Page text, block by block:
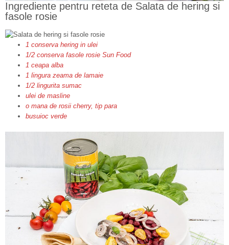
Ingrediente pentru reteta de Salata de hering si
fasole rosie
1 conserva hering in ulei
1/2 conserva fasole rosie Sun Food
1 ceapa alba
1 lingura zeama de lamaie
1/2 lingurita sumac
ulei de masline
o mana de rosii cherry, tip para
busuioc verde